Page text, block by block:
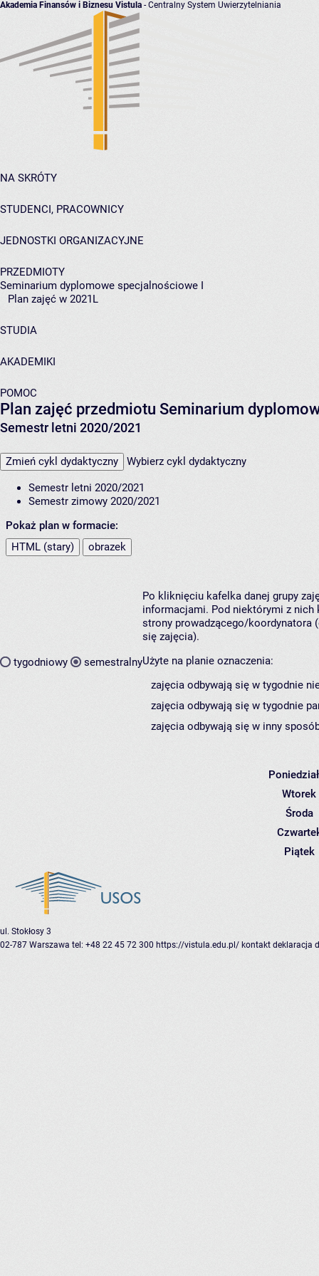
Akademia Finansów i Biznesu Vistula - Centralny System Uwierzytelniania
NA SKRÓTY
STUDENCI, PRACOWNICY
JEDNOSTKI ORGANIZACYJNE
PRZEDMIOTY
Seminarium dyplomowe specjalnościowe I
Plan zajęć w 2021L
STUDIA
AKADEMIKI
POMOC
Plan zajęć przedmiotu Seminarium
Semestr letni 2020/2021
Zmień cykl dydaktyczny Wybierz cykl dydaktyczny
Semestr letni 2020/2021
Semestr zimowy 2020/2021
Pokaż plan w formacie:
HTML (stary)
obrazek
tygodniowy semestralny
Po kliknięciu kafelka danej grupy
informacjami. Pod niektórymi z nich
strony prowadzącego/koordynatora
się zajęcia).
Użyte na planie oznaczenia:
zajęcia odbywają się w tygodnie
zajęcia odbywają się w tygodnie
zajęcia odbywają się w inny
Wtorek
Środa
Piątek
ul. Stokłosy 3
02-787 Warszawa tel: +48 22 45 72 300 https://vistula.edu.pl/ kontakt deklaracja